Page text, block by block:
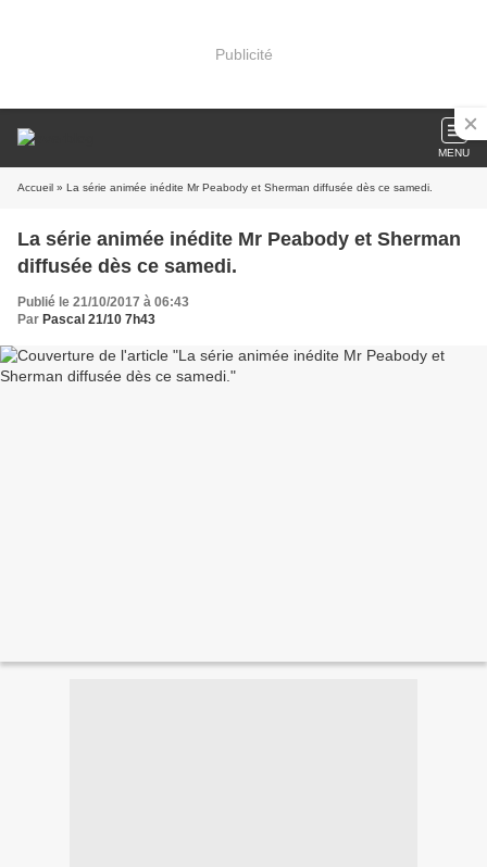
Publicité
MENU
Accueil » La série animée inédite Mr Peabody et Sherman diffusée dès ce samedi.
La série animée inédite Mr Peabody et Sherman
diffusée dès ce samedi.
Publié le 21/10/2017 à 06:43
Par Pascal 21/10 7h43